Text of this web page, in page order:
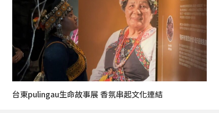
台東pulingau生命故事展 香氛串起文化連結